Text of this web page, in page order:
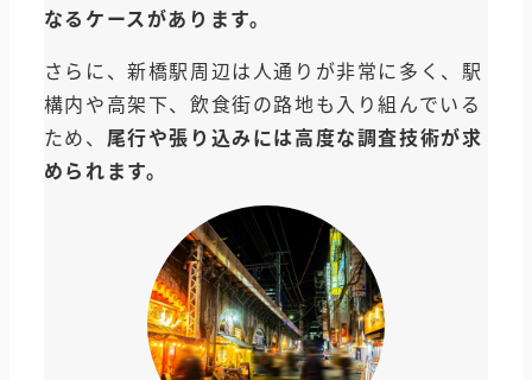
なるケースがあります。
さらに、新橋駅周辺は人通りが非常に多く、駅
構内や高架下、飲食街の路地も入り組んでいる
ため、 尾行や張り込みには高度な調査技術が求
められます。